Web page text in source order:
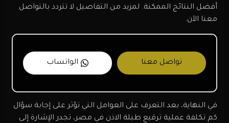
أفضل النتائج الممكنة. لمزيد من التفاصيل لا تتردد بالتواصل
معنا الآن.
تواصل معنا الواتساب
في النهاية، بعد التعرف على العوامل التي تؤثر على إجابة سؤال
كم تكلفة عملية ترقيع طبلة الاذن في مصر، تجدر الإشارة إلى